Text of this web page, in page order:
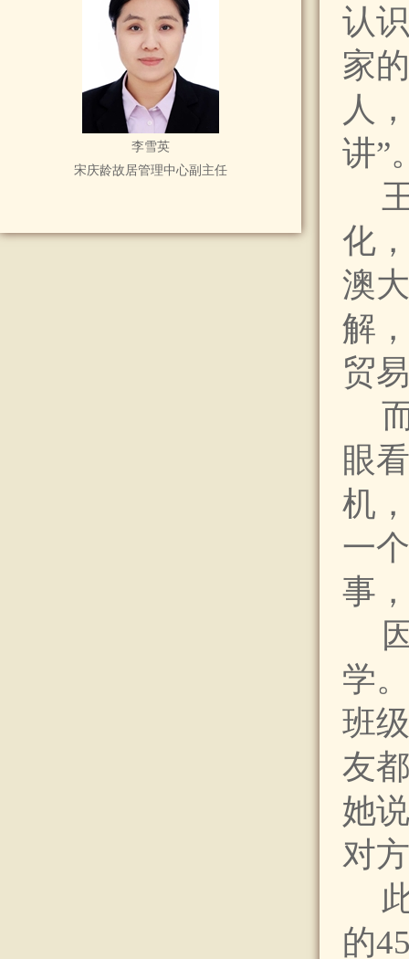
李雪英
宋庆龄故居管理中心副主任
认
家
人
讲”
化
澳
解
贸
眼
机
一
事
学
班
友
她
对
的